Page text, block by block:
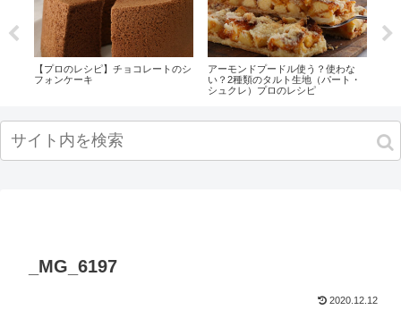
【プロのレシピ】チョコレートのシ
フォンケーキ
アーモンドプードル使う？使わな
い？2種類のタルト生地（パート・
シュクレ）プロのレシピ
_MG_6197
2020.12.12